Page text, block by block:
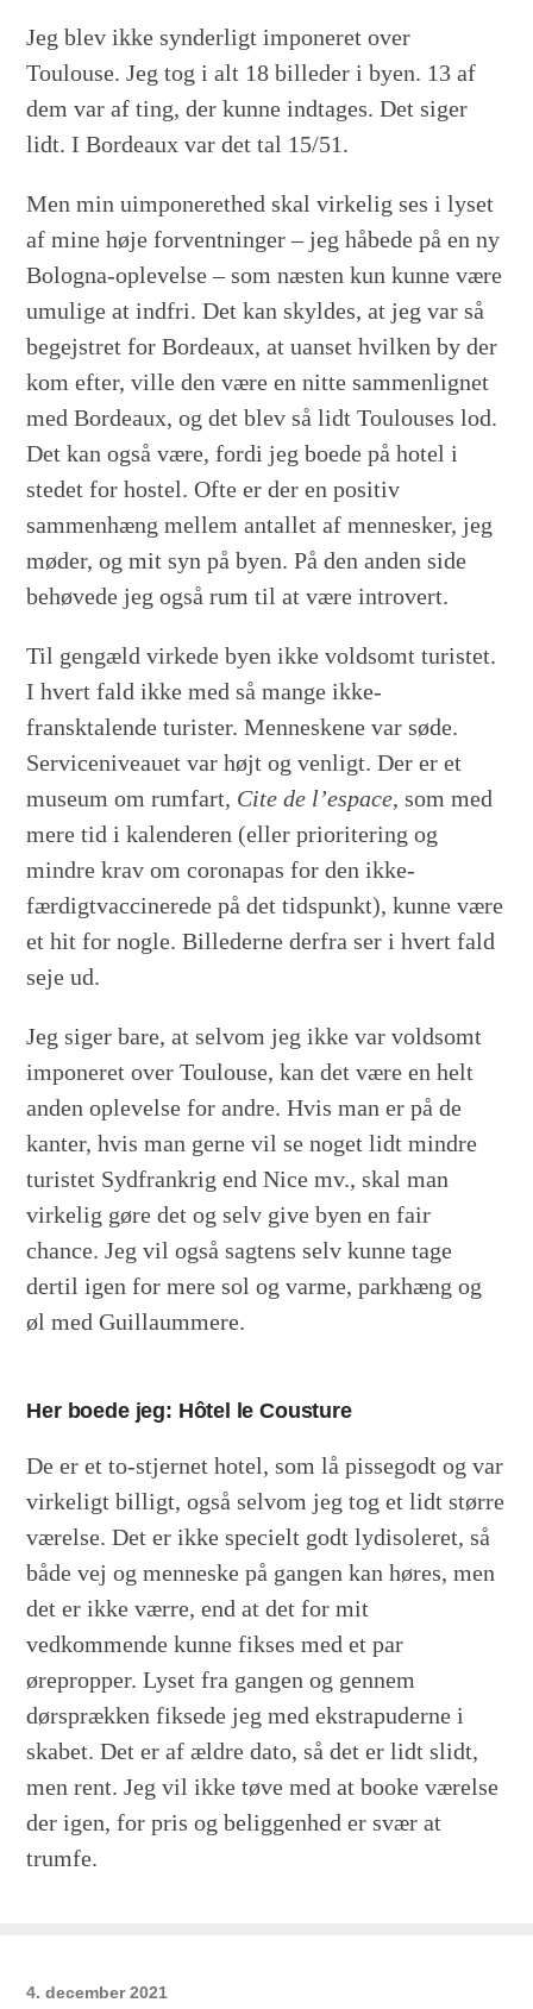
Jeg blev ikke synderligt imponeret over
Toulouse. Jeg tog i alt 18 billeder i byen. 13 af
dem var af ting, der kunne indtages. Det siger
lidt. I Bordeaux var det tal 15/51.
Men min uimponerethed skal virkelig ses i lyset
af mine høje forventninger – jeg håbede på en ny
Bologna-oplevelse – som næsten kun kunne være
umulige at indfri. Det kan skyldes, at jeg var så
begejstret for Bordeaux, at uanset hvilken by der
kom efter, ville den være en nitte sammenlignet
med Bordeaux, og det blev så lidt Toulouses lod.
Det kan også være, fordi jeg boede på hotel i
stedet for hostel. Ofte er der en positiv
sammenhæng mellem antallet af mennesker, jeg
møder, og mit syn på byen. På den anden side
behøvede jeg også rum til at være introvert.
Til gengæld virkede byen ikke voldsomt turistet.
I hvert fald ikke med så mange ikke-
fransktalende turister. Menneskene var søde.
Serviceniveauet var højt og venligt. Der er et
museum om rumfart, Cite de l’espace, som med
mere tid i kalenderen (eller prioritering og
mindre krav om coronapas for den ikke-
færdigtvaccinerede på det tidspunkt), kunne være
et hit for nogle. Billederne derfra ser i hvert fald
seje ud.
Jeg siger bare, at selvom jeg ikke var voldsomt
imponeret over Toulouse, kan det være en helt
anden oplevelse for andre. Hvis man er på de
kanter, hvis man gerne vil se noget lidt mindre
turistet Sydfrankrig end Nice mv., skal man
virkelig gøre det og selv give byen en fair
chance. Jeg vil også sagtens selv kunne tage
dertil igen for mere sol og varme, parkhæng og
øl med Guillaummere.
Her boede jeg: Hôtel le Cousture
De er et to-stjernet hotel, som lå pissegodt og var
virkeligt billigt, også selvom jeg tog et lidt større
værelse. Det er ikke specielt godt lydisoleret, så
både vej og menneske på gangen kan høres, men
det er ikke værre, end at det for mit
vedkommende kunne fikses med et par
ørepropper. Lyset fra gangen og gennem
dørsprækken fiksede jeg med ekstrapuderne i
skabet. Det er af ældre dato, så det er lidt slidt,
men rent. Jeg vil ikke tøve med at booke værelse
der igen, for pris og beliggenhed er svær at
trumfe.
4. december 2021